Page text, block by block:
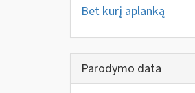
Bet kurį aplanką
Parodymo data